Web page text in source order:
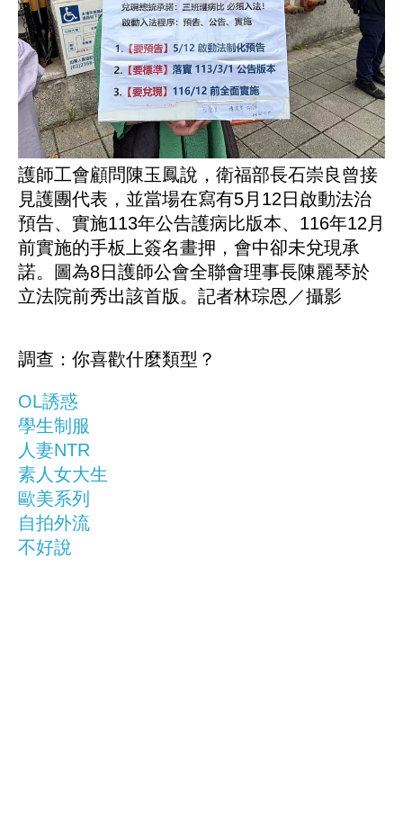
護師工會顧問陳玉鳳說，衛福部長石崇良曾接
見護團代表，並當場在寫有5月12日啟動法治
預告、實施113年公告護病比版本、116年12月
前實施的手板上簽名畫押，會中卻未兌現承
諾。圖為8日護師公會全聯會理事長陳麗琴於
立法院前秀出該首版。記者林琮恩／攝影
調查：你喜歡什麼類型？
OL誘惑
學生制服
人妻NTR
素人女大生
歐美系列
自拍外流
不好說